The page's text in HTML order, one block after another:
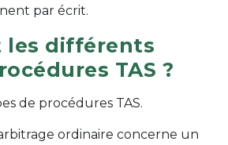
par écrit.
les différents
TAS ?
de procédures TAS.
ordinaire concerne un